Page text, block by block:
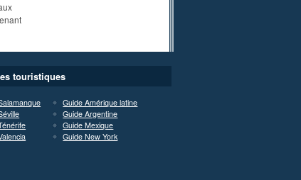
touristiques
Guide Amérique latine
Guide Argentine
Guide Mexique
Guide New York